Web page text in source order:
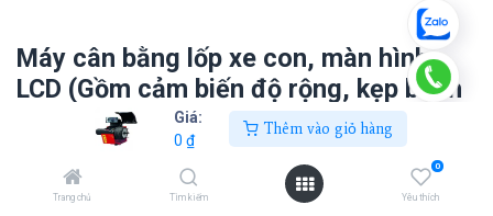
Giá:
0 ₫
Thêm vào giỏ hàng
Trang chủ Tìm kiếm
0
Yêu thích
Máy cân bằng lốp xe con, màn hình
LCD (Gồm cảm biến độ rộng, kẹp bánh
xe tự động - màu đỏ)